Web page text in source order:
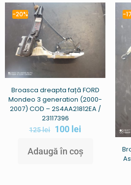
-20%
Broasca dreapta față FORD
Mondeo 3 generation (2000-
2007) COD – 2S4AA21812EA /
23117396
125lei 100 lei
Adaugă în coș
-